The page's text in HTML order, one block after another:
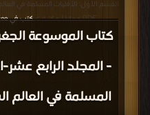
كتاب الموسوعة
- المجلد الرابع
PDF مجانا | مكتبة >
كتب في Download Free